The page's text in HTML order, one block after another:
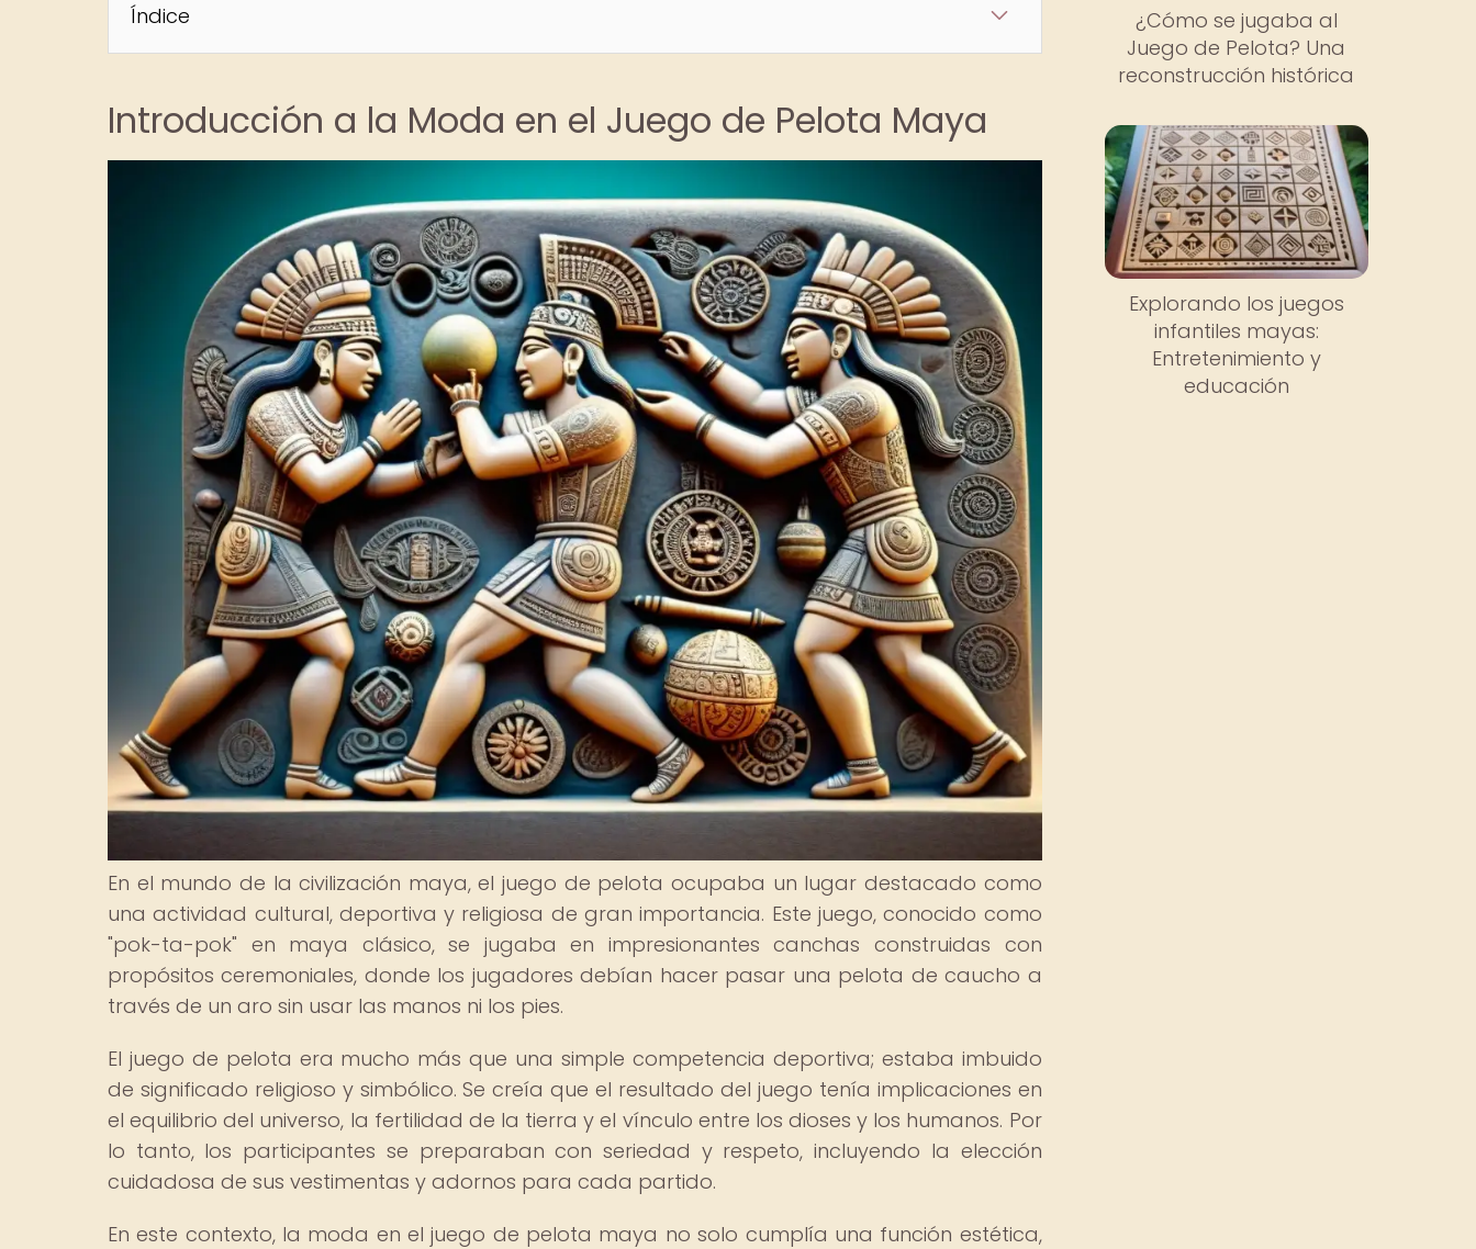
Índice
Introducción a la Moda en el Juego de Pelota Maya
En el mundo de la civilización maya, el juego de pelota ocupaba un lugar destacado como
una actividad cultural, deportiva y religiosa de gran importancia. Este juego, conocido como
"pok-ta-pok" en maya clásico, se jugaba en impresionantes canchas construidas con
propósitos ceremoniales, donde los jugadores debían hacer pasar una pelota de caucho a
través de un aro sin usar las manos ni los pies.
El juego de pelota era mucho más que una simple competencia deportiva; estaba imbuido
de significado religioso y simbólico. Se creía que el resultado del juego tenía implicaciones en
el equilibrio del universo, la fertilidad de la tierra y el vínculo entre los dioses y los humanos. Por
lo tanto, los participantes se preparaban con seriedad y respeto, incluyendo la elección
cuidadosa de sus vestimentas y adornos para cada partido.
En este contexto, la moda en el juego de pelota maya no solo cumplía una función estética,
¿Cómo se jugaba al
Juego de Pelota? Una
reconstrucción histórica
Explorando los juegos
infantiles mayas:
Entretenimiento y
educación